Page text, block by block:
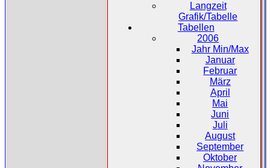
Langzeit
Grafik/Tabelle
Tabellen
2006
Jahr Min/Max
Januar
Februar
März
April
Mai
Juni
Juli
August
September
Oktober